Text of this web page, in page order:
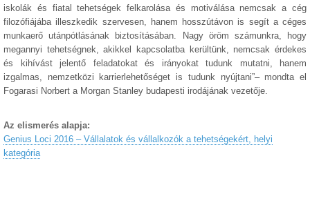
iskolák és fiatal tehetségek felkarolása és motiválása nemcsak a cég
filozófiájába illeszkedik szervesen, hanem hosszútávon is segít a céges
munkaerő utánpótlásának biztosításában. Nagy öröm számunkra, hogy
megannyi tehetségnek, akikkel kapcsolatba kerültünk, nemcsak érdekes
és kihívást jelentő feladatokat és irányokat tudunk mutatni, hanem
izgalmas, nemzetközi karrierlehetőséget is tudunk nyújtani”– mondta el
Fogarasi Norbert a Morgan Stanley budapesti irodájának vezetője.
Az elismerés alapja:
Genius Loci 2016 – Vállalatok és vállalkozók a tehetségekért, helyi
kategória